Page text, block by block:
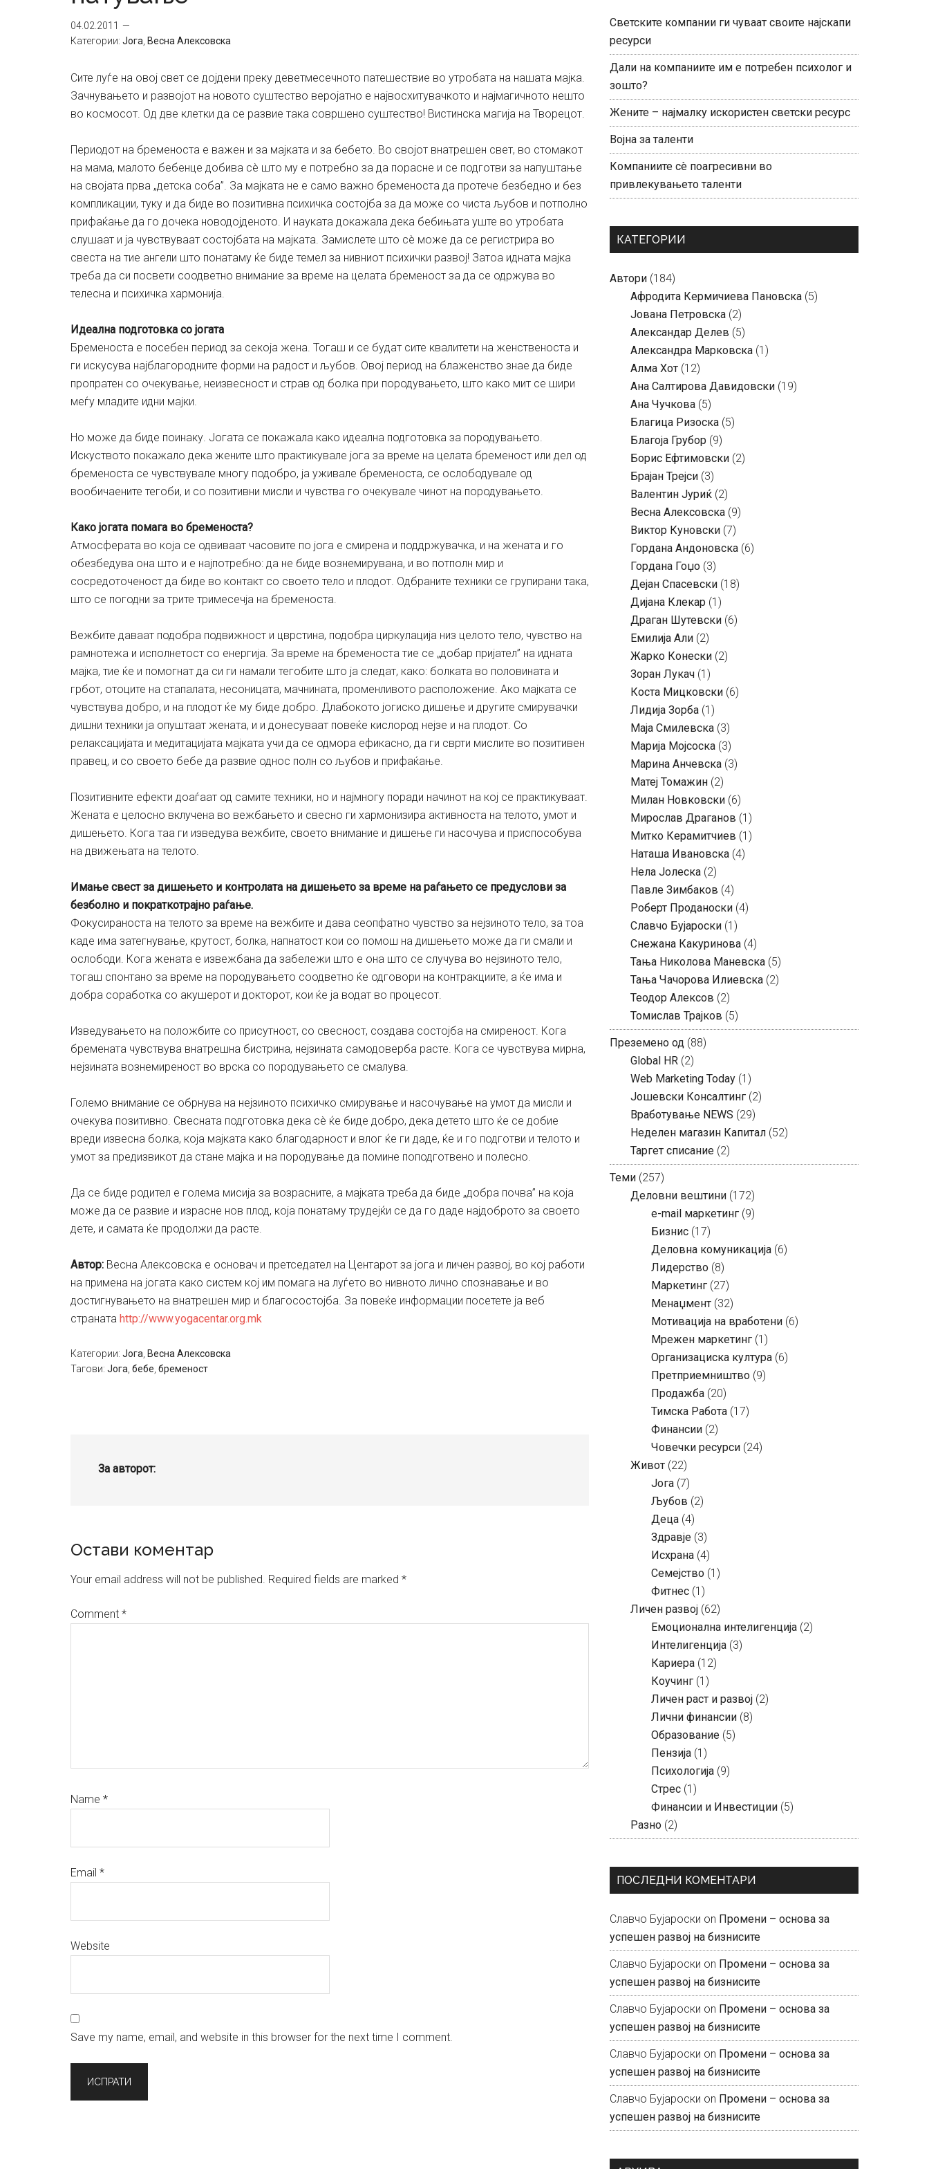
04.02.2011
Категории: Јога Весна Алексовска
Сите луѓе на овој свет се дојдени преку деветмесечното патешествие во утробата на нашата мајка.
Зачнувањето и развојот на новото суштество веројатно е највосхитувачкото и најмагичното нешто
во космосот. Од две клетки да се развие така совршено суштество! Вистинска магија на Творецот.
Периодот на бременоста е важен и за мајката и за бебето. Во својот внатрешен свет, во стомакот
на мама, малото бебенце добива сè што му е потребно за да порасне и се подготви за напуштање
на својата прва „детска соба”. За мајката не е само важно бременоста да протече безбедно и без
компликации, туку и да биде во позитивна психичка состојба за да може со чиста љубов и потполно
прифаќање да го дочека новодојденото. И науката докажала дека бебињата уште во утробата
слушаат и ја чувствуваат состојбата на мајката. Замислете што сè може да се регистрира во
свеста на тие ангели што понатаму ќе биде темел за нивниот психички развој! Затоа идната мајка
треба да си посвети соодветно внимание за време на целата бременост за да се одржува во
телесна и психичка хармонија.
Идеална подготовка со јогата
Бременоста е посебен период за секоја жена. Тогаш и се будат сите квалитети на женственоста и
ги искусува најблагородните форми на радост и љубов. Овој период на блаженство знае да биде
пропратен со очекување, неизвесност и страв од болка при породувањето, што како мит се шири
меѓу младите идни мајки.
Но може да биде поинаку. Јогата се покажала како идеална подготовка за породувањето.
Искуството покажало дека жените што практикувале јога за време на целата бременост или дел од
бременоста се чувствувале многу подобро, ја уживале бременоста, се ослободувале од
вообичаените тегоби, и со позитивни мисли и чувства го очекувале чинот на породувањето.
Како јогата помага во бременоста?
Атмосферата во која се одвиваат часовите по јога е смирена и поддржувачка, и на жената и го
обезбедува она што и е најпотребно: да не биде вознемирувана, и во потполн мир и
сосредоточеност да биде во контакт со своето тело и плодот. Одбраните техники се групирани така,
што се погодни за трите тримесечја на бременоста.
Вежбите даваат подобра подвижност и цврстина, подобра циркулација низ целото тело, чувство на
рамнотежа и исполнетост со енергија. За време на бременоста тие се „добар пријател” на идната
мајка, тие ќе и помогнат да си ги намали тегобите што ја следат, како: болката во половината и
грбот, отоците на стапалата, несоницата, мачнината, променливото расположение. Ако мајката се
чувствува добро, и на плодот ќе му биде добро. Длабокото јогиско дишење и другите смирувачки
дишни техники ја опуштаат жената, и и донесуваат повеќе кислород нејзе и на плодот. Со
релаксацијата и медитацијата мајката учи да се одмора ефикасно, да ги сврти мислите во позитивен
правец, и со своето бебе да развие однос полн со љубов и прифаќање.
Позитивните ефекти доаѓаат од самите техники, но и најмногу поради начинот на кој се практикуваат.
Жената е целосно вклучена во вежбањето и свесно ги хармонизира активноста на телото, умот и
дишењето. Кога таа ги изведува вежбите, своето внимание и дишење ги насочува и приспособува
на движењата на телото.
Имање свест за дишењето и контролата на дишењето за време на раѓањето се предуслови за
безболно и пократкотрајно раѓање.
Фокусираноста на телото за време на вежбите и дава сеопфатно чувство за нејзиното тело, за тоа
каде има затегнување, крутост, болка, напнатост кои со помош на дишењето може да ги смали и
ослободи. Кога жената е извежбана да забележи што е она што се случува во нејзиното тело,
тогаш спонтано за време на породувањето соодветно ќе одговори на контракциите, а ќе има и
добра соработка со акушерот и докторот, кои ќе ја водат во процесот.
Изведувањето на положбите со присутност, со свесност, создава состојба на смиреност. Кога
бремената чувствува внатрешна бистрина, нејзината самодоверба расте. Кога се чувствува мирна,
нејзината вознемиреност во врска со породувањето се смалува.
Големо внимание се обрнува на нејзиното психичко смирување и насочување на умот да мисли и
очекува позитивно. Свесната подготовка дека сè ќе биде добро, дека детето што ќе се добие
вреди извесна болка, која мајката како благодарност и влог ќе ги даде, ќе и го подготви и телото и
умот за предизвикот да стане мајка и на породување да помине поподготвено и полесно.
Да се биде родител е голема мисија за возрасните, а мајката треба да биде „добра почва” на која
може да се развие и израсне нов плод, која понатаму трудејќи се да го даде најдоброто за своето
дете, и самата ќе продолжи да расте.
Aвтор: Весна Алексовска е оснoвач и претседател на Центарот за јога и личен развој, во кој работи
на примена на јогата како систем кој им помага на луѓето во нивното лично спознавање и во
достигнувањето на внатрешен мир и благосостојба. За повеќе информации посетете ја веб
страната http://www.yogacentar.org.mk
Категории: Јога Весна Алексовска
Тагови: Јога бебе бременост
За авторот:
Reader
Interactions
Остави коментар
Your email address will not be published. Required fields are marked *
Comment *
Name *
Email *
Website
Save my name, email, and website in this browser for the next time I comment.
Светските компании ги чуваат своите најскапи
ресурси
Дали на компаниите им е потребен психолог и
зошто?
Жените – најмалку искористен светски ресурс
Војна за таленти
Компаниите сè поагресивни во
привлекувањето таленти
КАТЕГОРИИ
Автори (184)
Aфродита Кермичиева Пановска (5)
Јована Петровска (2)
Александар Делев (5)
Александра Марковска (1)
Алма Хот (12)
Ана Салтирова Давидовски (19)
Ана Чучкова (5)
Благица Ризоска (5)
Благоја Грубор (9)
Борис Ефтимовски (2)
Брајан Трејси (3)
Валентин Јуриќ (2)
Весна Алексовска (9)
Виктор Куновски (7)
Гордана Андоновска (6)
Гордана Гоџо (3)
Дејан Спасевски (18)
Дијана Клекар (1)
Драган Шутевски (6)
Емилија Али (2)
Жарко Конески (2)
Зоран Лукач (1)
Коста Мицковски (6)
Лидија Зорба (1)
Маја Смилевска (3)
Марија Мојсоска (3)
Марина Анчевска (3)
Матеј Томажин (2)
Милан Новковски (6)
Мирослав Драганов (1)
Митко Керамитчиев (1)
Наташа Ивановска (4)
Нела Јолеска (2)
Павле Зимбаков (4)
Роберт Проданоски (4)
Славчо Бујароски (1)
Снежана Какуринова (4)
Тања Николова Маневска (5)
Тања Чачорова Илиевска (2)
Теодор Алексов (2)
Томислав Трајков (5)
Преземено од (88)
Global HR (2)
Web Marketing Today (1)
Јошевски Консалтинг (2)
Вработување NEWS (29)
Неделен магазин Капитал (52)
Таргет списание (2)
Теми (257)
Деловни вештини (172)
e-mail маркетинг (9)
Бизнис (17)
Деловна комуникација (6)
Лидерство (8)
Маркетинг (27)
Менаџмент (32)
Мотивација на вработени (6)
Мрежен маркетинг (1)
Организациска култура (6)
Претприемништво (9)
Продажба (20)
Тимска Работа (17)
Финансии (2)
Човечки ресурси (24)
Живот (22)
Јога (7)
Љубов (2)
Деца (4)
Здравје (3)
Исхрана (4)
Семејство (1)
Фитнес (1)
Личен развој (62)
Емоционална интелигенција (2)
Интелигенција (3)
Кариера (12)
Коучинг (1)
Личен раст и развој (2)
Лични финансии (8)
Образование (5)
Пензија (1)
Психологија (9)
Стрес (1)
Финансии и Инвестиции (5)
Разно (2)
ПОСЛЕДНИ КОМЕНТАРИ
Славчо Бујароски on Промени – основа за
успешен развој на бизнисите
Славчо Бујароски on Промени – основа за
успешен развој на бизнисите
Славчо Бујароски on Промени – основа за
успешен развој на бизнисите
Славчо Бујароски on Промени – основа за
успешен развој на бизнисите
Славчо Бујароски on Промени – основа за
успешен развој на бизнисите